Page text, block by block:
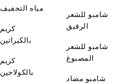
شامبو للشعر
الرقيق
شامبو للشعر
المصبوغ
شامبو مضاد
مياه التجفيف
كريم
بالكيراتين
كريم
بالكولاجين